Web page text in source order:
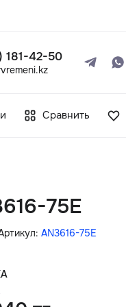
181-42-50
Сравнить
75E
AN3616-75EКаталог